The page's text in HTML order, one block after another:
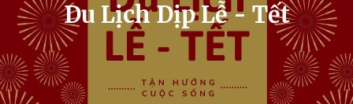
Nối
Di
Sản
Miền
Trung
Du Lịch Dịp Lễ - Tết